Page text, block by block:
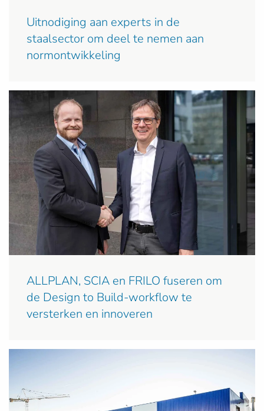
Uitnodiging aan experts in de
staalsector om deel te nemen aan
normontwikkeling
ALLPLAN, SCIA en FRILO fuseren om
de Design to Build-workflow te
versterken en innoveren